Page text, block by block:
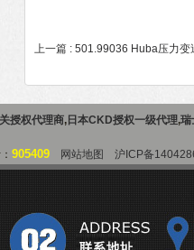
上一篇 : 501.99036 Huba压力变
授权代理商, 日本CKD授权一级代理,瑞
905409 网站地图 沪ICP备